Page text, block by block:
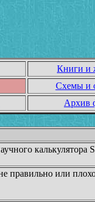
Книги и
Схемы и
Архив
калькулятора
правильно или